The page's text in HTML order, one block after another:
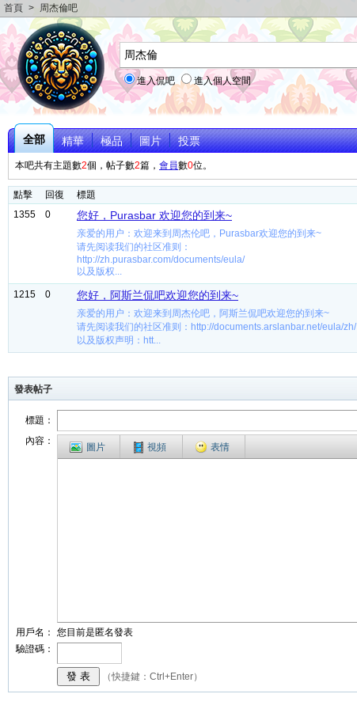
首頁 > 周杰倫吧
進入侃吧 進入個人空間
全部 精華 極品 圖片 投票
本吧共有主題數2個，帖子數2篇， 會員數0位。
點擊 回復 標題
1355
0 您好，Purasbar 欢迎您的到来~
亲爱的用户：欢迎来到周杰伦吧，Purasbar欢迎您的到来~
请先阅读我们的社区准则：
http://zh.purasbar.com/documents/eula/
以及版权...
1215 0 您好，阿斯兰侃吧欢迎您的到来~
亲爱的用户：欢迎来到周杰伦吧，阿斯兰侃吧欢迎您的到来~
请先阅读我们的社区准则：http://documents.arslanbar.net/eula/zh/
以及版权声明：htt...
發表帖子
標題：
內容：
圖片 視頻 表情
用戶名：
您目前是匿名發表
驗證碼：
（快捷鍵：Ctrl+Enter）